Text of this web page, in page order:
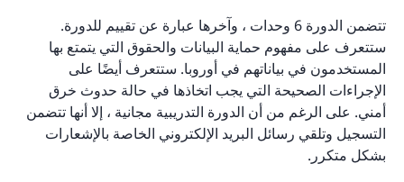
تتضمن الدورة 6 وحدات ، وآخرها عبارة عن تقييم للدورة.
ستتعرف على مفهوم حماية البيانات والحقوق التي يتمتع بها
المستخدمون في بياناتهم في أوروبا. ستتعرف أيضًا على
الإجراءات الصحيحة التي يجب اتخاذها في حالة حدوث خرق
أمني. على الرغم من أن الدورة التدريبية مجانية ، إلا أنها تتضمن
التسجيل وتلقي رسائل البريد الإلكتروني الخاصة بالإشعارات
بشكل متكرر.